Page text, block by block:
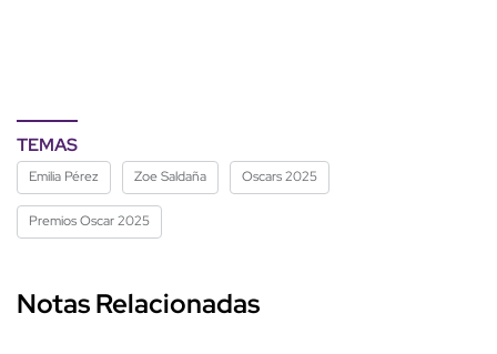
TEMAS
Emilia Pérez Zoe Saldaña Oscars 2025
Premios Oscar 2025
Notas Relacionadas